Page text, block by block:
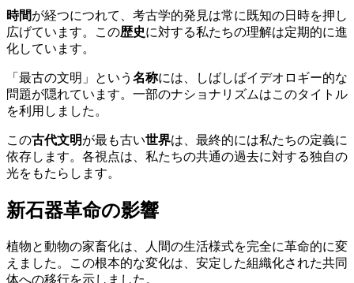
時間が経つにつれて、考古学的発見は常に既知の日時を押し
広げています。この歴史に対する私たちの理解は定期的に進
化しています。
「最古の文明」という 名称には、しばしばイデオロギー的な
問題が隠れています。一部のナショナリズムはこのタイトル
を利用しました。
この古代文明が最も古い世界は、最終的には私たちの定義に
依存します。各視点は、私たちの共通の過去に対する独自の
光をもたらします。
新石器革命の影響
植物と動物の家畜化は、人間の生活様式を完全に革命的に変
えました。この根本的な変化は、安定した組織化された共同
体への移行を示しました。